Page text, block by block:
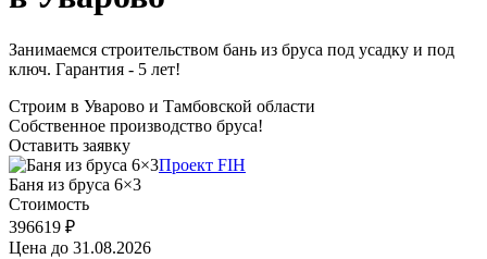
Занимаемся строительством бань из бруса под усадку и под
ключ. Гарантия - 5 лет!
Строим в Уварово и Тамбовской области
Собственное производство бруса!
Оставить заявку
Проект FIH
Баня из бруса 6×3
Стоимость
396619 ₽
Цена до 31.08.2026